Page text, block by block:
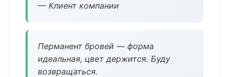
— Клиент компании
Перманент бровей — форма
идеальная, цвет держится. Буду
возвращаться.